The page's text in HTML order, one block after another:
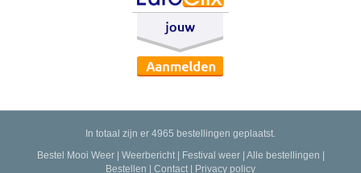
In totaal zijn er 4965 bestellingen geplaatst.
Bestel Mooi Weer| Weerbericht| Festival weer| Alle bestellingen |
Bestellen | Contact | Privacy policy